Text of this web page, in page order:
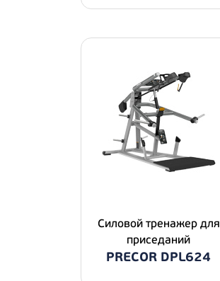
Силовой тренажер для
приседаний
PRECOR DPL624